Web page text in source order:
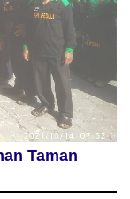
Taman